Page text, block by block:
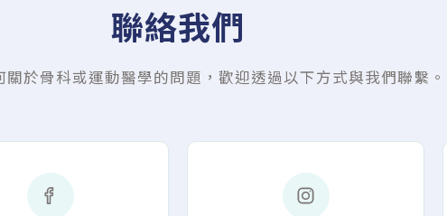
聯絡我們
關於骨科或運動醫學的問題，歡迎透過以下方式與我們聯繫。